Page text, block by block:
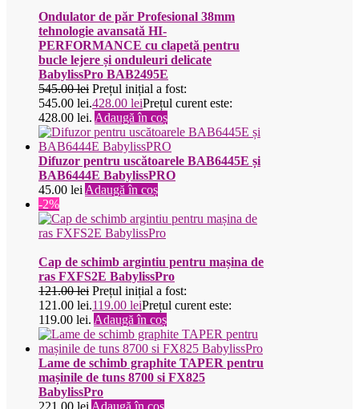
Ondulator de păr Profesional 38mm
tehnologie avansată HI-
PERFORMANCE cu clapetă pentru
bucle lejere și onduleuri delicate
BabylissPro BAB2495E
545.00lei Prețul inițial a fost:
545.00 lei.428.00 leiPrețul curent este:
428.00 lei. Adaugă în coș
Difuzor pentru uscătoarele BAB6445E și
BAB6444E BabylissPRO
45.00 lei Adaugă în coș
-2%
Cap de schimb argintiu pentru mașina de
ras FXFS2E BabylissPro
121.00lei Prețul inițial a fost:
121.00 lei.119.00 leiPrețul curent este:
119.00 lei. Adaugă în coș
Lame de schimb graphite TAPER pentru
mașinile de tuns 8700 si FX825
BabylissPro
221.00 lei Adaugă în coș